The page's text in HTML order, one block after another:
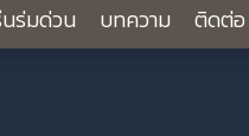
ร่มด่วน บทความ ติดต่อ